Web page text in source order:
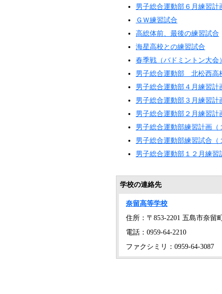
男子総合運動部６月練習計
ＧＷ練習試合
高総体前、最後の練習試合
海星高校との練習試合
春季戦（バドミントン大会
男子総合運動部 北松西高
男子総合運動部４月練習計
男子総合運動部３月練習計
男子総合運動部２月練習計
男子総合運動部練習計画（
男子総合運動部練習試合（
男子総合運動部１２月練習
学校の連絡先
奈留高等学校
住所：〒853-2201 五島市奈留
電話：0959-64-2210
ファクシミリ：0959-64-3087